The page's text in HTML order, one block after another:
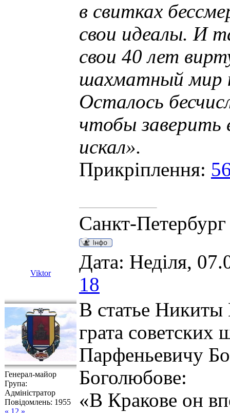
в свитках
свои идеалы. И
свои 40 лет
шахматный мир
Осталось
чтобы заверить
искал».
Прикріплення:
Санкт-Петербург
Viktor
Дата: Неділя,
18
Генерал-майор
Група:
Адміністратор
Повідомлень: 1955
« 12 »
В статье Никиты
грата
Парфеньевичу
Боголюбове:
«В Кракове он